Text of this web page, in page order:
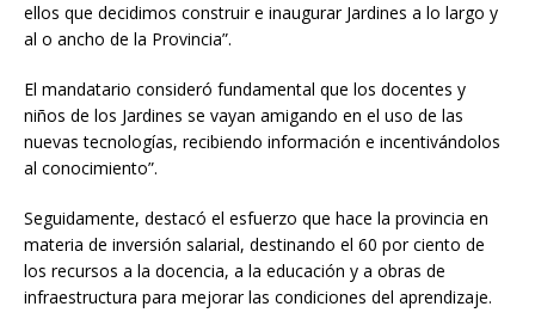
ellos que decidimos construir e inaugurar Jardines a lo largo y
al o ancho de la Provincia”.
El mandatario consideró fundamental que los docentes y
niños de los Jardines se vayan amigando en el uso de las
nuevas tecnologías, recibiendo información e incentivándolos
al conocimiento”.
Seguidamente, destacó el esfuerzo que hace la provincia en
materia de inversión salarial, destinando el 60 por ciento de
los recursos a la docencia, a la educación y a obras de
infraestructura para mejorar las condiciones del aprendizaje.